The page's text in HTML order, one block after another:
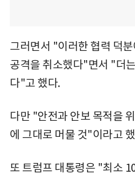
그러면서 "이러한 협력 덕
공격을 취소했다"면서 "더
다"고 했다.
다만 "안전과 안보 목적을
에 그대로 머물 것"이라고
또 트럼프 대통령은 "최소